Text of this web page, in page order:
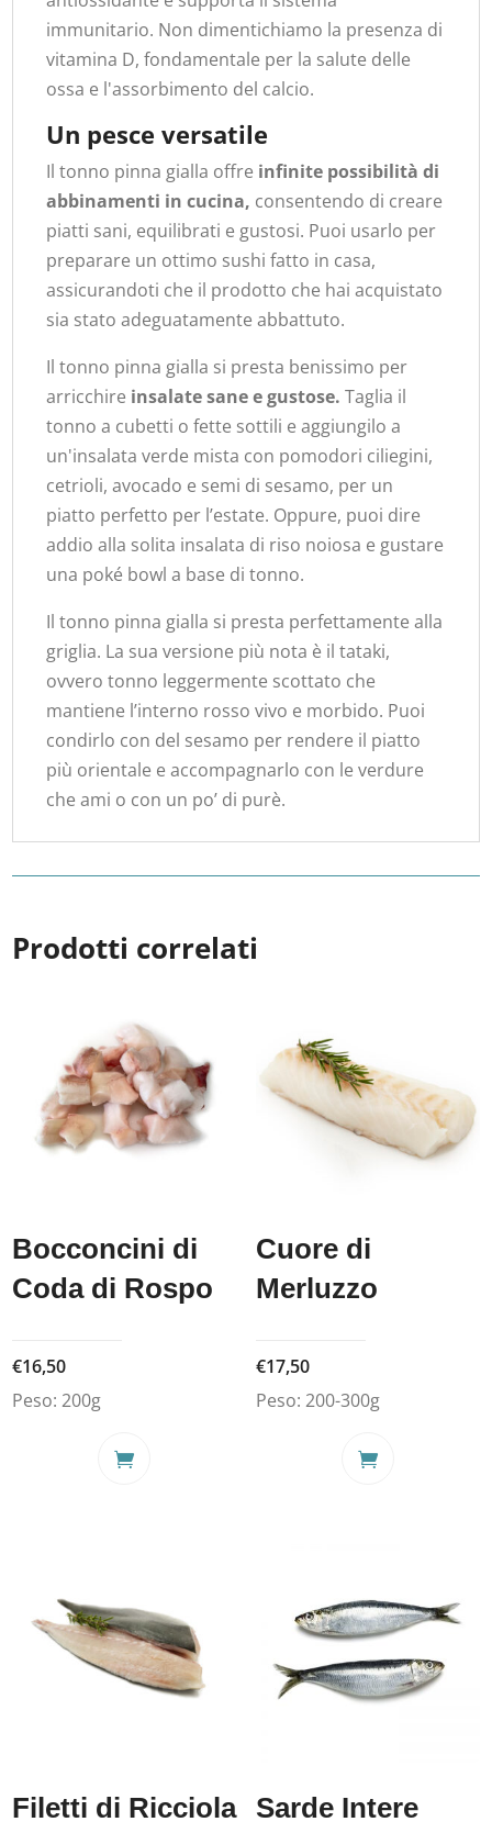
immunitario. Non dimentichiamo la presenza di
vitamina D, fondamentale per la salute delle
ossa e l'assorbimento del calcio.
Un pesce versatile
Il tonno pinna gialla offre infinite possibilità di
abbinamenti in cucina, consentendo di creare
piatti sani, equilibrati e gustosi. Puoi usarlo per
preparare un ottimo sushi fatto in casa,
assicurandoti che il prodotto che hai acquistato
sia stato adeguatamente abbattuto.
Il tonno pinna gialla si presta benissimo per
arricchire insalate sane e gustose. Taglia il
tonno a cubetti o fette sottili e aggiungilo a
un'insalata verde mista con pomodori ciliegini,
cetrioli, avocado e semi di sesamo, per un
piatto perfetto per l’estate. Oppure, puoi dire
addio alla solita insalata di riso noiosa e gustare
una poké bowl a base di tonno.
Il tonno pinna gialla si presta perfettamente alla
griglia. La sua versione più nota è il tataki,
ovvero tonno leggermente scottato che
mantiene l’interno rosso vivo e morbido. Puoi
condirlo con del sesamo per rendere il piatto
più orientale e accompagnarlo con le verdure
che ami o con un po’ di purè.
Prodotti correlati
Bocconcini di
Coda di Rospo
€16,50
Peso:200g
Cuore di
Merluzzo
€17,50
Peso: 200-300g
Filetti di Ricciola Sarde Intere